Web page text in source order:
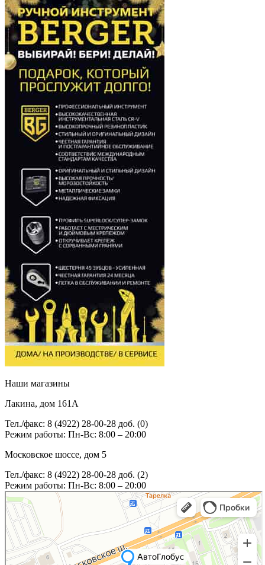
Наши магазины
Лакина, дом 161А
Тел./факс: 8 (4922) 28-00-28 доб. (0)
Режим работы: Пн-Вс: 8:00 – 20:00
Московское шоссе, дом 5
Тел./факс: 8 (4922) 28-00-28 доб. (2)
Режим работы: Пн-Вс: 8:00 – 20:00